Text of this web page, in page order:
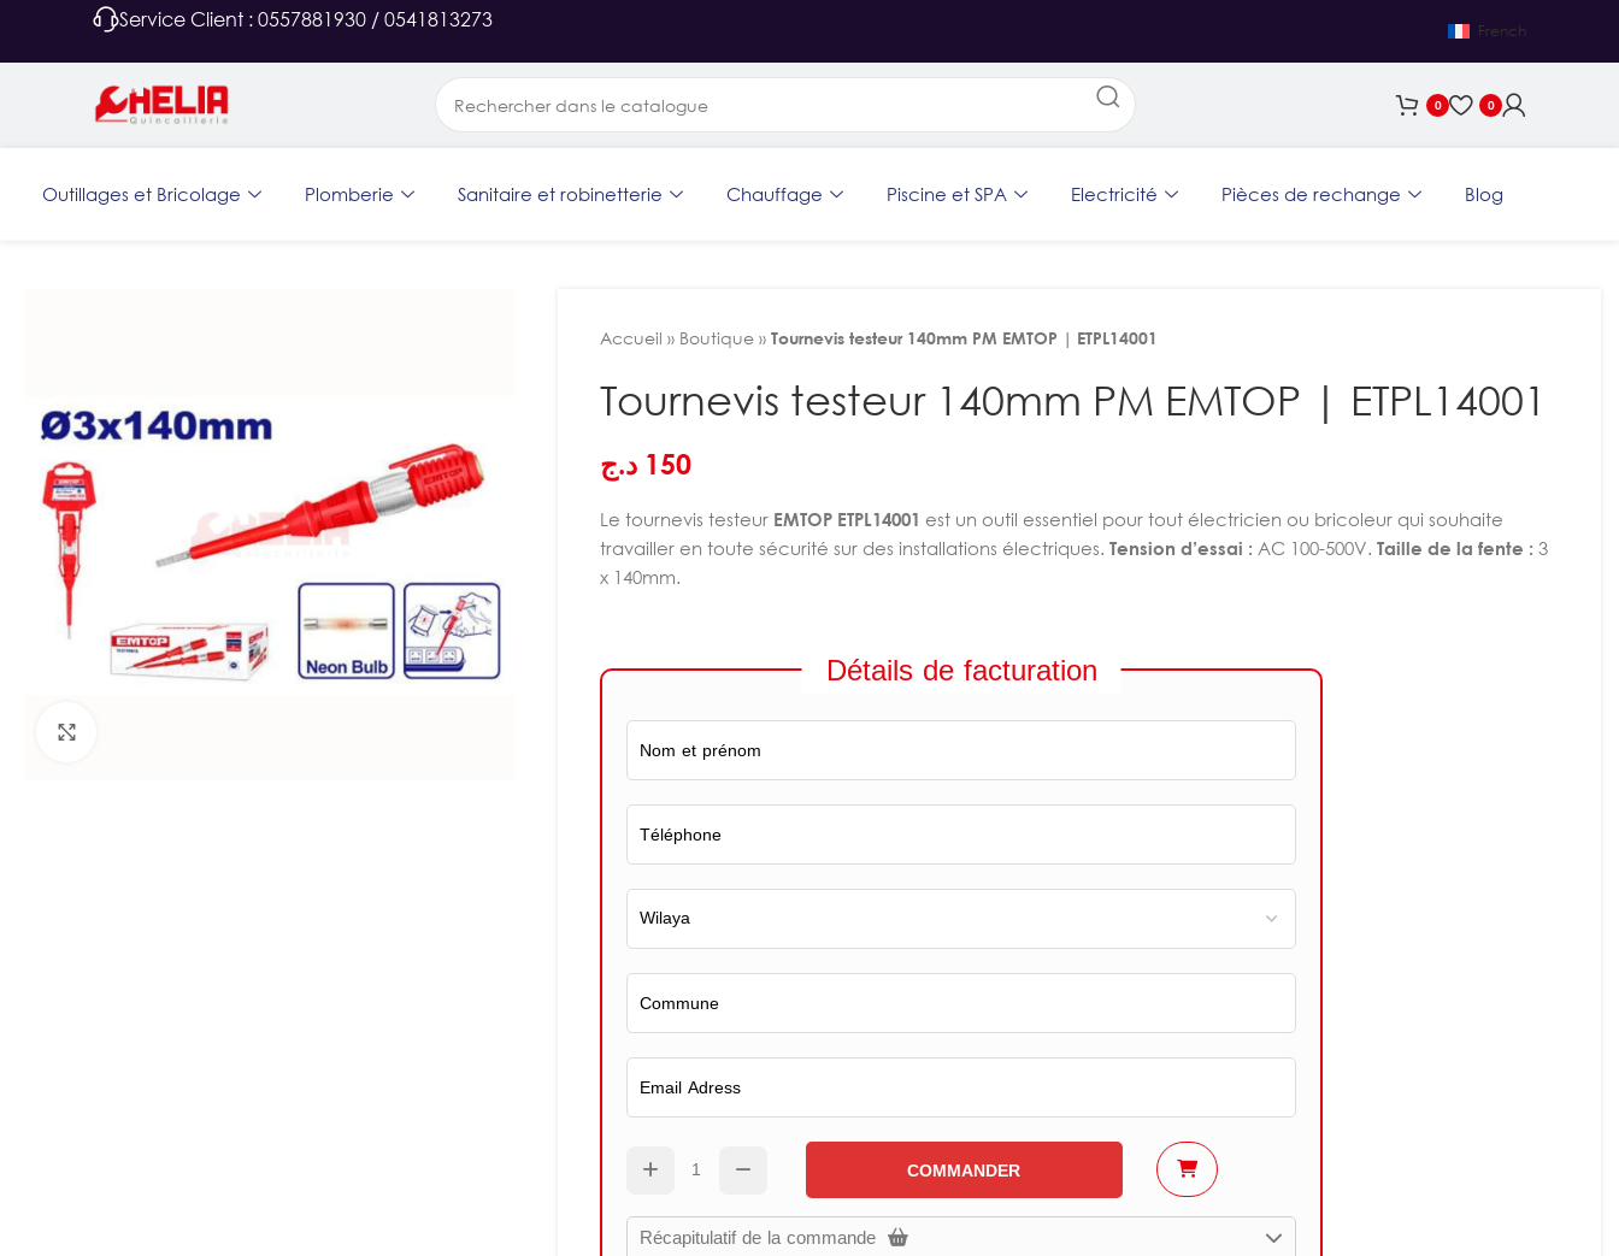
Service Client : 0557881930 / 0541813273 French
0 0
Outillages et Bricolage Plomberie Sanitaire et robinetterie Chauffage Piscine et SPA Electricité Pièces de rechange Blog
Accueil » Boutique » Tournevis testeur 140mm PM EMTOP | ETPL14001
Tournevis testeur 140mm PM EMTOP | ETPL14001
150 د.ج
Le tournevis testeur EMTOP ETPL14001 est un outil essentiel pour tout électricien ou bricoleur qui souhaite
travailler en toute sécurité sur des installations électriques. Tension d’essai : AC 100-500V. Taille de la fente : 3
x 140mm.
Détails de facturation
COMMANDER
Récapitulatif de la commande